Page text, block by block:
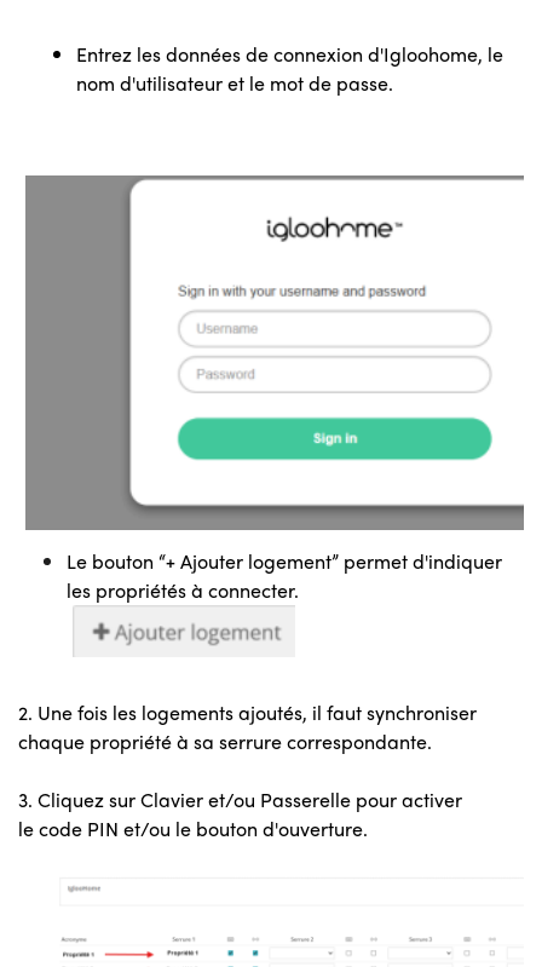
Entrez les données de connexion d'Igloohome, le
nom d'utilisateur et le mot de passe.
Le bouton “+ Ajouter logement” permet d'indiquer
les propriétés à connecter.
2. Une fois les logements ajoutés, il faut synchroniser
chaque propriété à sa serrure correspondante.
3. Cliquez sur Clavier et/ou Passerelle pour activer
lecode PIN et/ou le bouton d'ouverture.